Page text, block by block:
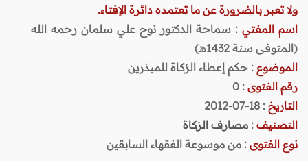
ولا تعبر بالضرورة عن ما تعتمده دائرة الإفتاء.
اسم المفتي : سماحة الدكتور نوح علي سلمان رحمه الله
(المتوفى سنة 1432هـ)
الموضوع : حكم إعطاء الزكاة للمبذرين
رقم الفتوى :
0
التاريخ : 18-07-2012
التصنيف : مصارف الزكاة
نوع الفتوى : من موسوعة الفقهاء السابقين